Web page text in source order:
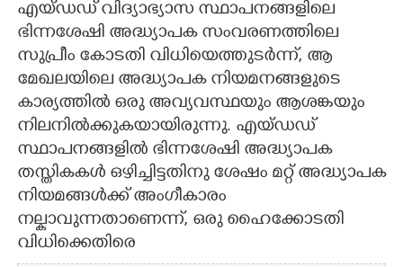
CARTOONS
LITERATURE
ZOOM
CONTACT US
എയ്ഡഡ് വിദ്യാഭ്യാസ സ്ഥാപനങ്ങളിലെ
ഭിന്നശേഷി അദ്ധ്യാപക സംവരണത്തിലെ
സുപ്രീം കോടതി വിധിയെത്തുടർന്ന്, ആ
മേഖലയിലെ അദ്ധ്യാപക നിയമനങ്ങളുടെ
കാര്യത്തിൽ ഒരു അവ്യവസ്ഥയും ആശങ്കയും
നിലനിൽക്കുകയായിരുന്നു. എയ്ഡഡ്
സ്ഥാപനങ്ങളിൽ ഭിന്നശേഷി അദ്ധ്യാപക
തസ്തികകൾ ഒഴിച്ചിട്ടതിനു ശേഷം മറ്റ് അദ്ധ്യാപക
നിയമങ്ങൾക്ക് അംഗീകാരം
നല്കാവുന്നതാണെന്ന്,​ ഒരു ഹൈക്കോടതി
വിധിക്കെതിരെ